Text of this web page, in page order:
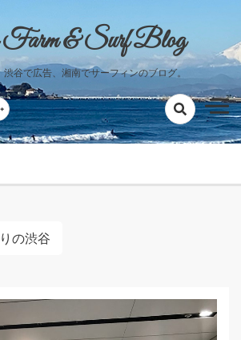
Farm & Surf Blog
渋谷で広告、湘南でサーフィンのブログ。
の渋谷